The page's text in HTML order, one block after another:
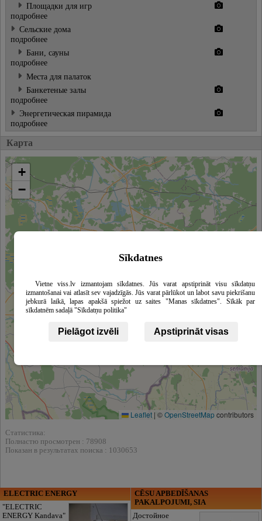
Площадки для игр
подробнее
Сельские дома
подробнее
Бани, сауны
подробнее
Места для палаток
Банкетeные залы
подробнее
Энергетическая пирамида
подробнее
Карта
+
−
Leaflet | ©OpenStreetMapcontributors
Статистика:
Полнастю просмотрен : 78908
Показан в результатах поиска : 1030653
ELECTRIC ENERGY
"ELECTRIC
ENERGY Kandava"
CĒSU APBEDĪŠANAS
PAKALPOJUMI, SIA
Достойное
Sīkdatnes
Vietne viss.lv izmantojam sīkdatnes. Jūs varat apstiprināt visu sīkdatņu
izmantošanai vai atlasīt sev vajadzīgās. Jūs varat pārlūkot un labot savu piekrišanu
jebkurā laikā, lapas apakšā spiežot uz saites "Manas sīkdatnes". Sīkāk par
sīkdatnēm sadaļā "Sīkdatņu politika"
Pielāgot izvēli Apstiprināt visas